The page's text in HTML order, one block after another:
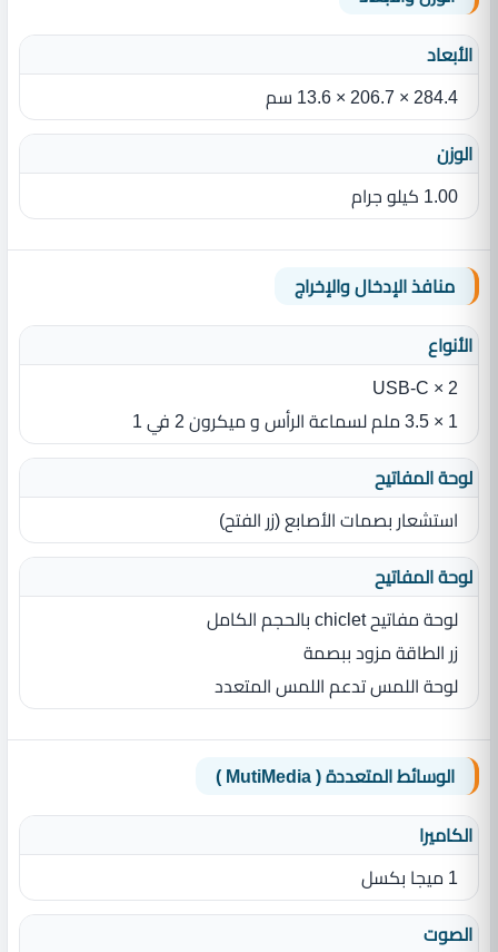
الأبعاد
284.4 × 206.7 × 13.6 سم
الوزن
‎1.00 كيلو جرام
منافذ الإدخال والإخراج
الأنواع
2 × USB-C
1 × 3.5 ملم لسماعة الرأس و ميكرون 2 في 1
لوحة المفاتيح
استشعار بصمات الأصابع (زر الفتح)
لوحة المفاتيح
لوحة مفاتيح chiclet بالحجم الكامل
زر الطاقة مزود ببصمة
لوحة اللمس تدعم اللمس المتعدد
الوسائط المتعددة ( MutiMedia )
الكاميرا
1 ميجا بكسل
الصوت